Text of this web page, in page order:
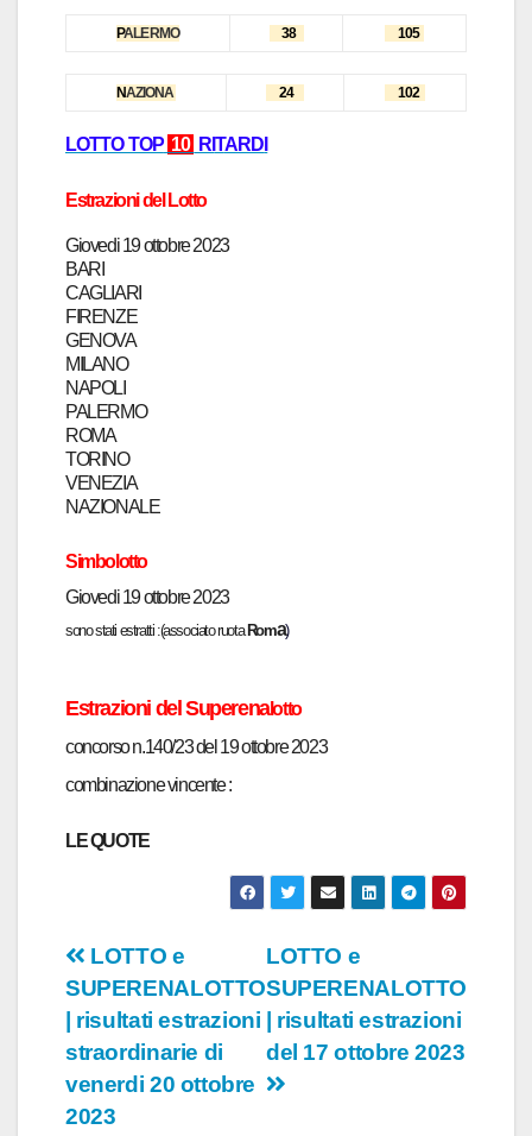
PALERMO 38 105
NAZIONA 24 102
LOTTO TOP 10 RITARD
Estrazioni del Lotto
Giovedi 19 ottobre 2023
BARI
CAGLIARI
FIRENZE
GENOVA
MILANO
NAPOLI
PALERMO
ROMA
TORINO
VENEZIA
NAZIONALE
Simbolotto
Giovedi 19 ottobre 2023
sono stati estratti :(associato ruotaRoma)
Estrazioni del Superenalotto
concorso n.140/23 del 19 ottobre2023
combinazione vincente :
LE QUOTE
Navigazione
articoli
LOTTO e
SUPERENALOTTO
| risultati estrazioni
del 17 ottobre 2023
LOTTO e
SUPERENALOTTO
| risultati estrazioni
straordinarie di
venerdi 20 ottobre
2023